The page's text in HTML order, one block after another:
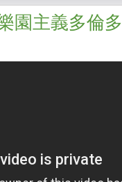
園主義多倫